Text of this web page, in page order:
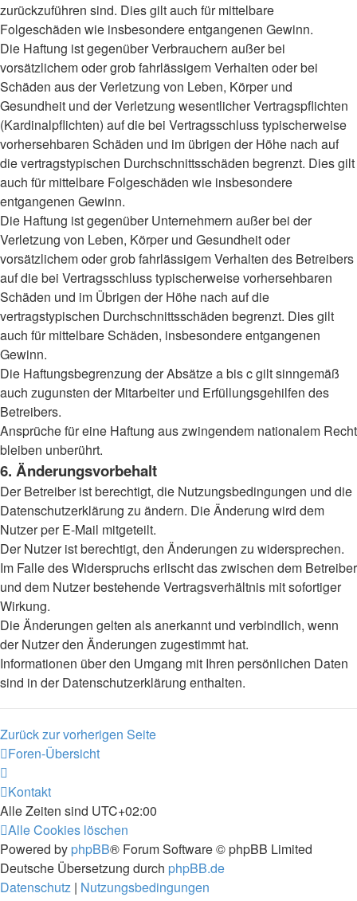
zurückzuführen sind. Dies gilt auch für mittelbare
Folgeschäden wie insbesondere entgangenen Gewinn.
Die Haftung ist gegenüber Verbrauchern außer bei
vorsätzlichem oder grob fahrlässigem Verhalten oder bei
Schäden aus der Verletzung von Leben, Körper und
Gesundheit und der Verletzung wesentlicher Vertragspflichten
(Kardinalpflichten) auf die bei Vertragsschluss typischerweise
vorhersehbaren Schäden und im übrigen der Höhe nach auf
die vertragstypischen Durchschnittsschäden begrenzt. Dies gilt
auch für mittelbare Folgeschäden wie insbesondere
entgangenen Gewinn.
Die Haftung ist gegenüber Unternehmern außer bei der
Verletzung von Leben, Körper und Gesundheit oder
vorsätzlichem oder grob fahrlässigem Verhalten des Betreibers
auf die bei Vertragsschluss typischerweise vorhersehbaren
Schäden und im Übrigen der Höhe nach auf die
vertragstypischen Durchschnittsschäden begrenzt. Dies gilt
auch für mittelbare Schäden, insbesondere entgangenen
Gewinn.
Die Haftungsbegrenzung der Absätze a bis c gilt sinngemäß
auch zugunsten der Mitarbeiter und Erfüllungsgehilfen des
Betreibers.
Ansprüche für eine Haftung aus zwingendem nationalem Recht
bleiben unberührt.
6. Änderungsvorbehalt
Der Betreiber ist berechtigt, die Nutzungsbedingungen und die
Datenschutzerklärung zu ändern. Die Änderung wird dem
Nutzer per E-Mail mitgeteilt.
Der Nutzer ist berechtigt, den Änderungen zu widersprechen.
Im Falle des Widerspruchs erlischt das zwischen dem Betreiber
und dem Nutzer bestehende Vertragsverhältnis mit sofortiger
Wirkung.
Die Änderungen gelten als anerkannt und verbindlich, wenn
der Nutzer den Änderungen zugestimmt hat.
Informationen über den Umgang mit Ihren persönlichen Daten
sind in der Datenschutzerklärung enthalten.
Zurück zur vorherigen Seite
Foren-Übersicht
Kontakt
Alle Zeiten sind UTC+02:00
Alle Cookies löschen
Powered by phpBB® Forum Software © phpBB Limited
Deutsche Übersetzung durch phpBB.de
Datenschutz | Nutzungsbedingungen